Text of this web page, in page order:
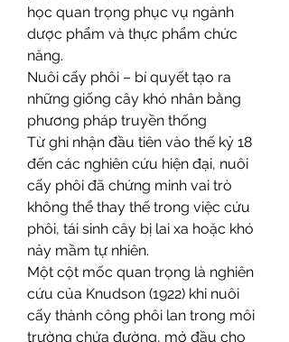
học quan trọng phục vụ ngành
dược phẩm và thực phẩm chức
năng.
Nuôi cấy phôi – bí quyết tạo ra
những giống cây khó nhân bằng
phương pháp truyền thống
Từ ghi nhận đầu tiên vào thế kỷ 18
đến các nghiên cứu hiện đại, nuôi
cấy phôi đã chứng minh vai trò
không thể thay thế trong việc cứu
phôi, tái sinh cây bị lai xa hoặc khó
nảy mầm tự nhiên.
Một cột mốc quan trọng là nghiên
cứu của Knudson (1922) khi nuôi
cấy thành công phôi lan trong môi
trường chứa đường, mở đầu cho